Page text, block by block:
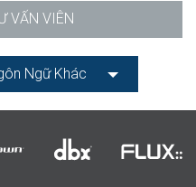
VẤN VIÊN
Ngữ Khác